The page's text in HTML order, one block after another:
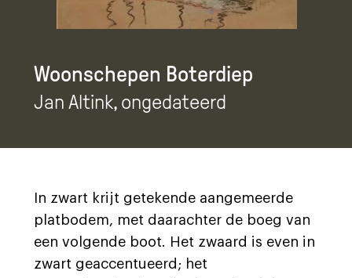
Woonschepen Boterdiep
Jan Altink, ongedateerd
In zwart krijt getekende aangemeerde
platbodem, met daarachter de boeg van
een volgende boot. Het zwaard is even in
zwart geaccentueerd; het